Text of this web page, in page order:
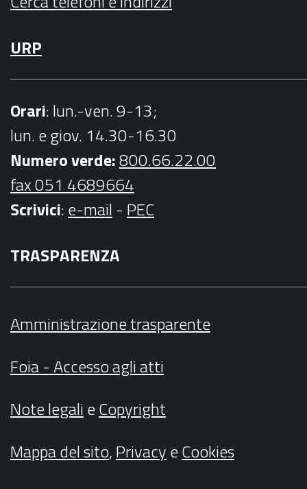
URP
Orari: lun.-ven. 9-13;
lun. e giov. 14.30-16.30
Numero verde:800.66.22.00
fax 051 4689664
Scrivici:e-mail - PEC
TRASPARENZA
Amministrazione trasparente
Foia - Accesso agli atti
Note legalieCopyright
Mappa del sito,PrivacyeCookies